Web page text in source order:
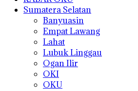
Sumatera Selatan
Banyuasin
Empat Lawang
Lahat
Lubuk Linggau
Ogan Ilir
OKI
OKU